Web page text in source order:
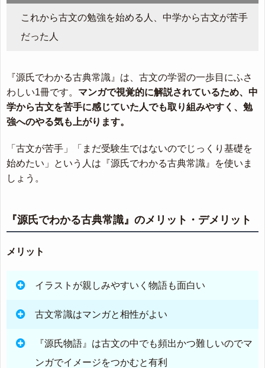
これから古文の勉強を始める人、中学から古文が苦手
だった人
『源氏でわかる古典常識』は、古文の学習の一歩目にふさ
わしい1冊です。 マンガで視覚的に解説されているため、中
学から古文を苦手に感じていた人でも取り組みやすく、勉
強へのやる気も上がります。
「古文が苦手」「まだ受験生ではないのでじっくり基礎を
始めたい」という人は『源氏でわかる古典常識』を使いま
しょう。
『源氏でわかる古典常識』のメリット・デメリット
メリット
イラストが親しみやすいく物語も面白い
古文常識はマンガと相性がよい
『源氏物語』は古文の中でも頻出かつ難しいのでマ
ンガでイメージをつかむと有利